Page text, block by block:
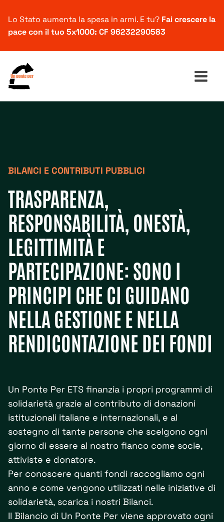
Lo Stato aumenta la spesa in armi. E tu? Fai crescere la
pace con il tuo 5x1000: CF 96232290583
BILANCI E CONTRIBUTI PUBBLICI
TRASPARENZA,
RESPONSABILITÀ, ONESTÀ,
LEGITTIMITÀ E
PARTECIPAZIONE: SONO I
PRINCIPI CHE CI GUIDANO
NELLA GESTIONE E NELLA
RENDICONTAZIONE DEI FONDI
Un Ponte Per ETS finanzia i propri programmi di
solidarietà grazie al contributo di donazioni
istituzionali italiane e internazionali, e al
sostegno di tante persone che scelgono ogni
giorno di essere al nostro fianco come sociə,
attivistə e donatorə.
Per conoscere quanti fondi raccogliamo ogni
anno e come vengono utilizzati nelle iniziative di
solidarietà, scarica i nostri Bilanci.
Il Bilancio di Un Ponte Per viene approvato ogni